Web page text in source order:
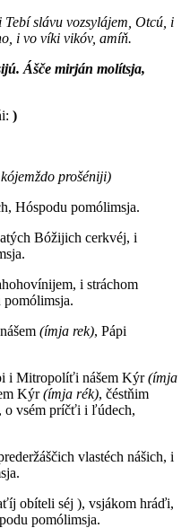
slávu vozsylájem, Otcú, i
i vo víki vikóv, amíň.
Ášče mirján molítsja,
)
prošéniji)
Hóspodu pomólimsja.
Bóžijich cerkvéj, i
i stráchom
(ímja rek), Pápi
i Mitropolíťi nášem Kýr(ímja
Kýr(ímja rék), čéstňim
o vsém príčťi i ľúdech,
vlastéch nášich, i
obíteli séj ), vsjákom hráďi,
pomólimsja.